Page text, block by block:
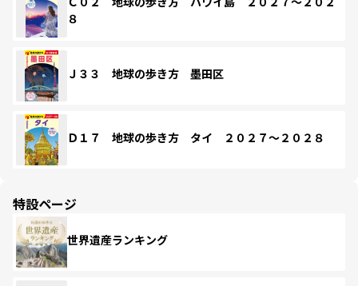
８
Ｊ３３ 地球の歩き方 墨田区
Ｄ１７ 地球の歩き方 タイ ２０２７～２０２８
特設ページ
世界遺産ランキング